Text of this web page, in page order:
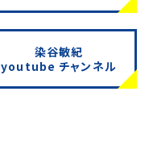
染谷敏紀
youtube チャンネル